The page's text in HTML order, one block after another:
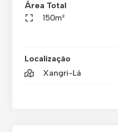
Área Total
150m²
Localização
Xangri-Lá